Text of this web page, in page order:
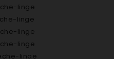
linge
linge
linge
linge
linge